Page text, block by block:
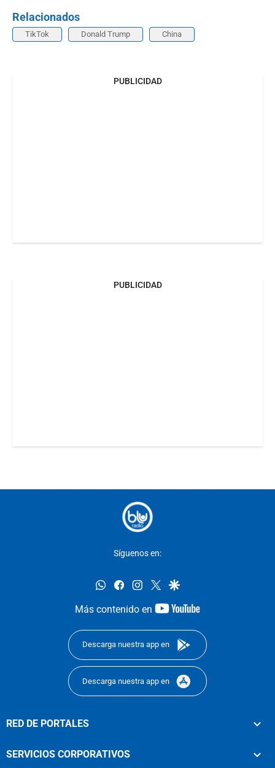
Relacionados
TikTok Donald Trump China
PUBLICIDAD
PUBLICIDAD
Síguenos en:
whatsappfacebookinstagram
twittergoogle
Más contenido en
youtube-
Descarga nuestra app en
Descarga nuestra app en
RED DE PORTALES
SERVICIOS CORPORATIVOS